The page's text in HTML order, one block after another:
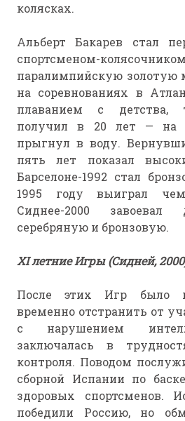
колясках.
Альберт Бакарев стал
спортсменом-
паралимпийскую золотую
на соревнованиях в
плаванием с детства,
получил в 20 лет — на
прыгнул в воду.
пять лет показал
Барселоне-1992 стал
1995 году выиграл
Сиднее-2000
серебряную и бронзовую.
ХI летние Игры (Сидней,
После этих Игр было
временно отстранить от
с нарушением
заключалась в
контроля. Поводом
сборной Испании по
здоровых спортсменов.
победили Россию, но